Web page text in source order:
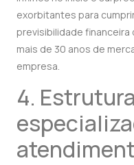
exorbitantes para
previsibilidade
mais de 30 anos de
empresa.
4.